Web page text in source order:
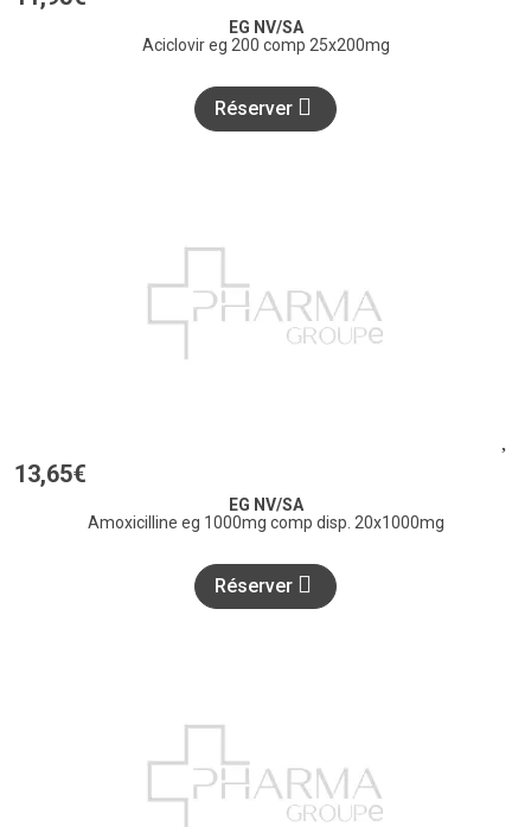
EG NV/SA
Aciclovir eg 200 comp 25x200mg
Réserver
13,65€
EG NV/SA
Amoxicilline eg 1000mg comp disp. 20x1000mg
Réserver